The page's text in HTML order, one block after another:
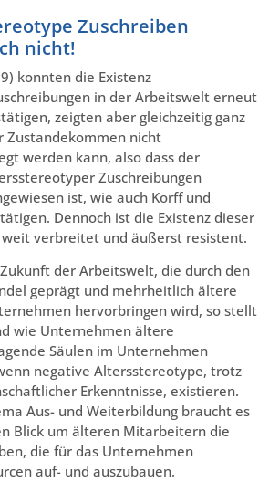
Zuschreiben
nicht!
konnten die Existenz
in der Arbeitswelt erneut
zeigten aber gleichzeitig ganz
Zustandekommen nicht
werden kann, also dass der
Zuschreibungen
ist, wie auch Korff und
Dennoch ist die Existenz dieser
verbreitet und äußerst resistent.
der Arbeitswelt, die durch den
geprägt und mehrheitlich ältere
hervorbringen wird, so stellt
wie Unternehmen ältere
Säulen im Unternehmen
negative Altersstereotype, trotz
Erkenntnisse, existieren.
Aus- und Weiterbildung braucht es
Blick um älteren Mitarbeitern die
die für das Unternehmen
auf- und auszubauen.